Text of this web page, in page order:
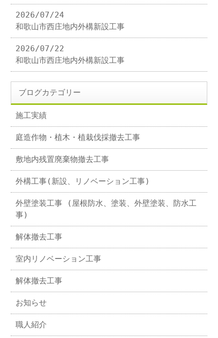
2026/07/24
和歌山市西庄地内外構新設工事
2026/07/22
和歌山市西庄地内外構新設工事
ブログカテゴリー
施工実績
庭造作物・植木・植栽伐採撤去工事
敷地内残置廃棄物撤去工事
外構工事(新設、リノベーション工事)
外壁塗装工事 (屋根防水、塗装、外壁塗装、防水工
事)
解体撤去工事
室内リノベーション工事
解体撤去工事
お知らせ
職人紹介